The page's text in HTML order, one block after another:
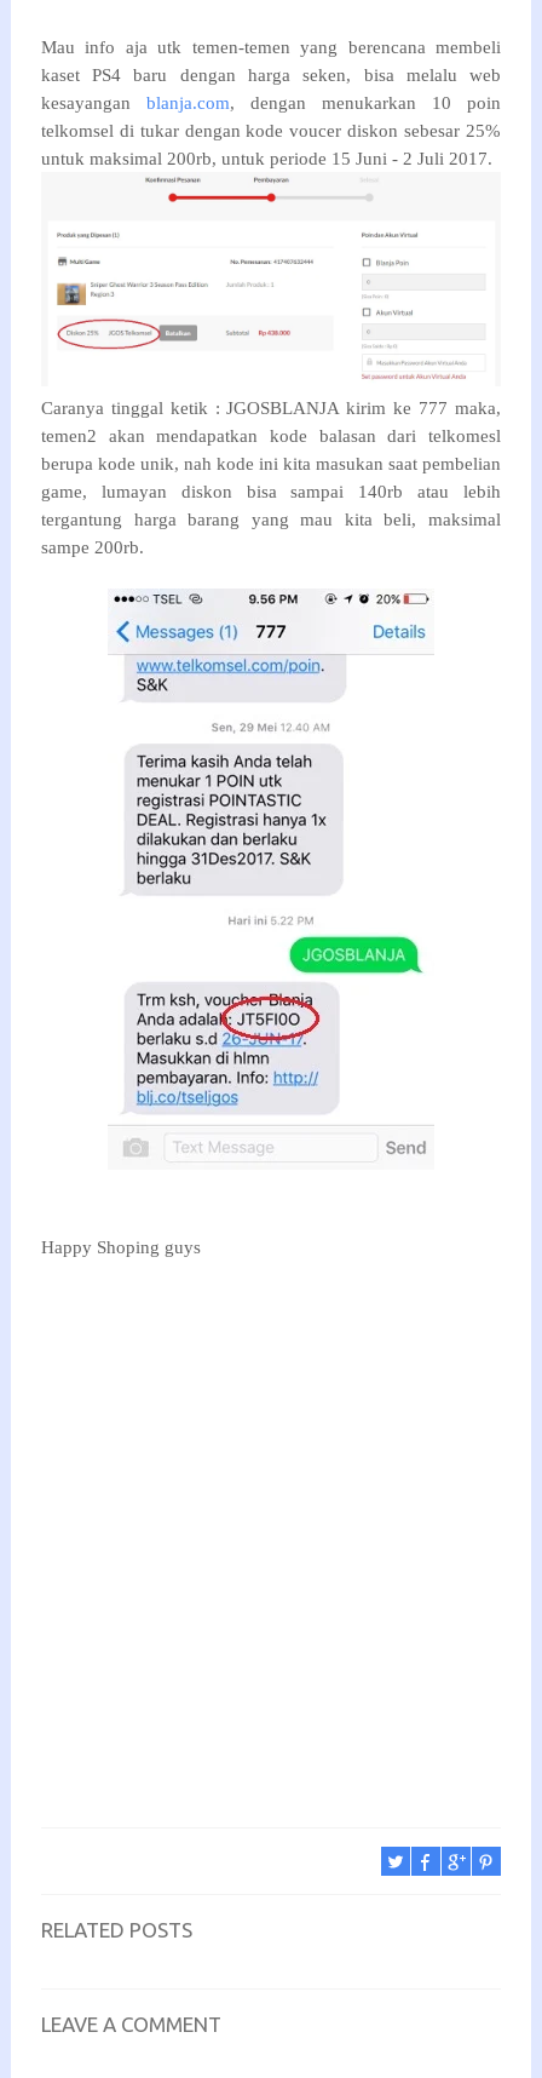
Mau info aja utk temen-temen yang berencana membeli
kaset PS4 baru dengan harga seken, bisa melalu web
kesayangan blanja.com, dengan menukarkan 10 poin
telkomsel di tukar dengan kode voucer diskon sebesar 25%
untuk maksimal 200rb, untuk periode 15 Juni - 2 Juli 2017.
Caranya tinggal ketik : JGOSBLANJA kirim ke 777 maka,
temen2 akan mendapatkan kode balasan dari telkomesl
berupa kode unik, nah kode ini kita masukan saat pembelian
game, lumayan diskon bisa sampai 140rb atau lebih
tergantung harga barang yang mau kita beli, maksimal
sampe 200rb.
Happy Shoping guys
RELATED POSTS
LEAVE A COMMENT